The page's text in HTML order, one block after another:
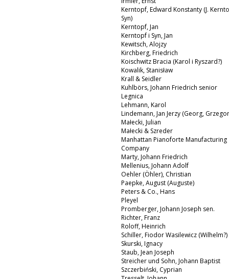
Kerntopf, Edward Konstanty (J.
Syn)
Kerntopf, Jan
Kerntopf i Syn, Jan
Kewitsch, Alojzy
Kirchberg, Friedrich
Koischwitz Bracia (Karol i Ryszard?)
Kowalik, Stanisław
Krall & Seidler
Kuhlbörs, Johann Friedrich senior
Legnica
Lehmann, Karol
Lindemann, Jan Jerzy (Georg,
Małecki, Julian
Małecki & Szreder
Manhattan Pianoforte Manufacturing
Company
Marty, Johann Friedrich
Mellenius, Johann Adolf
Oehler (Öhler), Christian
Paepke, August (Auguste)
Peters & Co., Hans
Pleyel
Promberger, Johann Joseph sen.
Richter, Franz
Roloff, Heinrich
Schiller, Fiodor Wasilewicz (Wilhelm?)
Skurski, Ignacy
Staub, Jean Joseph
Streicher und Sohn, Johann Baptist
Szczerbiński, Cyprian